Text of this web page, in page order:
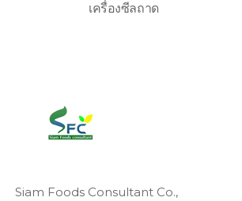
เครื่องซีลถาด
Siam Foods Consultant Co.,